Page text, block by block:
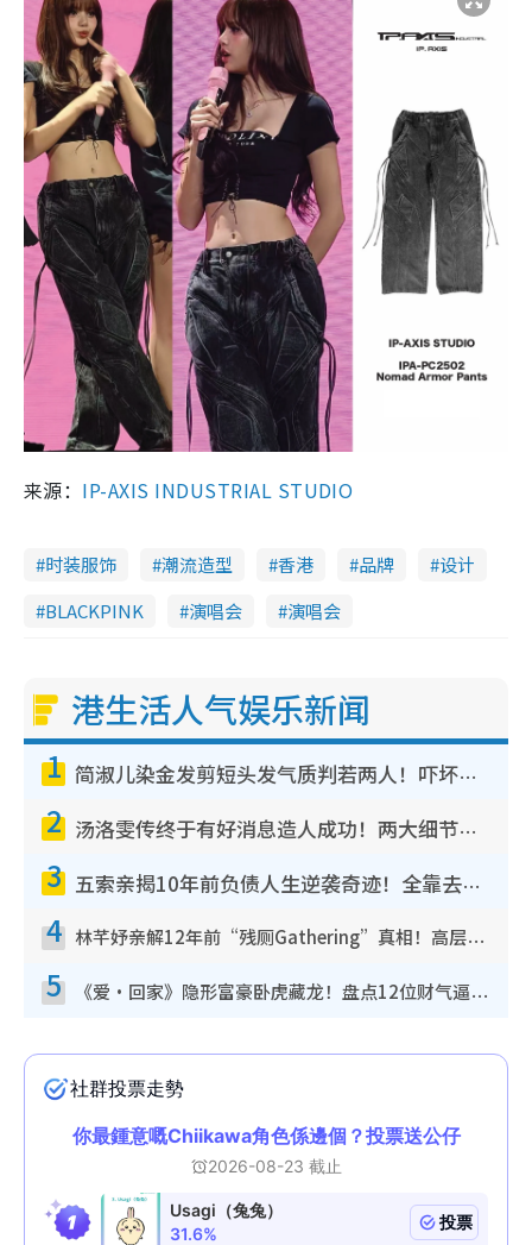
来源： IP-AXIS INDUSTRIAL STUDIO
时装服饰 潮流造型 香港 品牌
设计
BLACKPINK
演唱会 演唱会
港生活人气娱乐新闻
1 简淑儿染金发剪短头发气质判若两人！吓坏老公麦大力都认不出：“你做什么？”
2 汤洛雯传终于有好消息造人成功！两大细节曝孕味极浓引猜测：大肚婆先会咁！
3 五索亲揭10年前负债人生逆袭奇迹！全靠去一地方转运后即遇上马先生
4 林芊妤亲解12年前“残厕Gathering”真相！高层解约一句话重创尊严，至今拒返TVB
5 《爱·回家》隐形富豪卧虎藏龙！盘点12位财气逼人的有钱艺人：这位美女3亿身家不愁做